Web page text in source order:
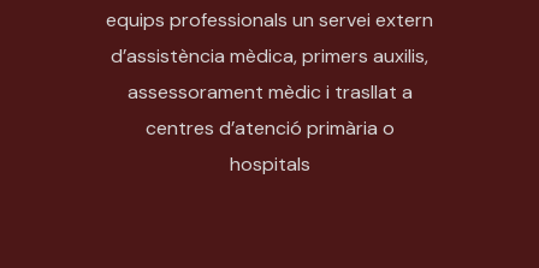
equips professionals un servei extern
d’assistència mèdica, primers auxilis,
assessorament mèdic i trasllat a
centres d’atenció primària o
hospitals